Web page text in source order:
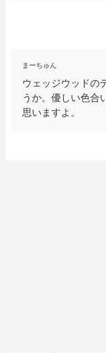
まーちゅん
ウェッジウッドの
うか。優しい色合
思いますよ。